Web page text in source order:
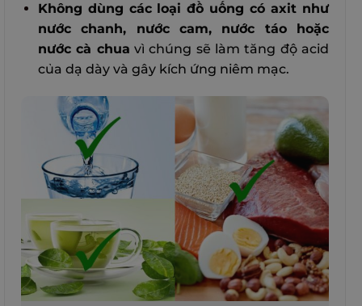
Không dùng các loại đồ uống có axit như
nước chanh, nước cam, nước táo hoặc
nước cà chua vì chúng sẽ làm tăng độ acid
của dạ dày và gây kích ứng niêm mạc.